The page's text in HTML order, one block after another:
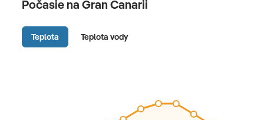
Počasie na Gran Canarii
Teplota Teplota vody